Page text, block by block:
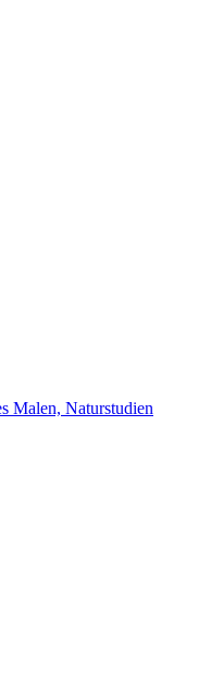
Malen, Naturstudien